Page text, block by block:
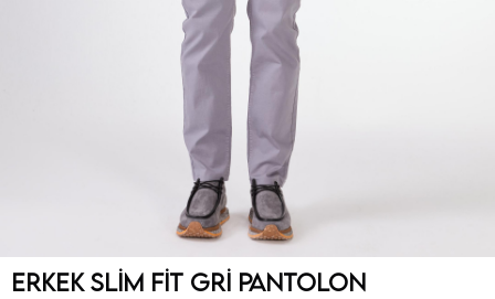
Erkek Slim Fit Gri Pantolon